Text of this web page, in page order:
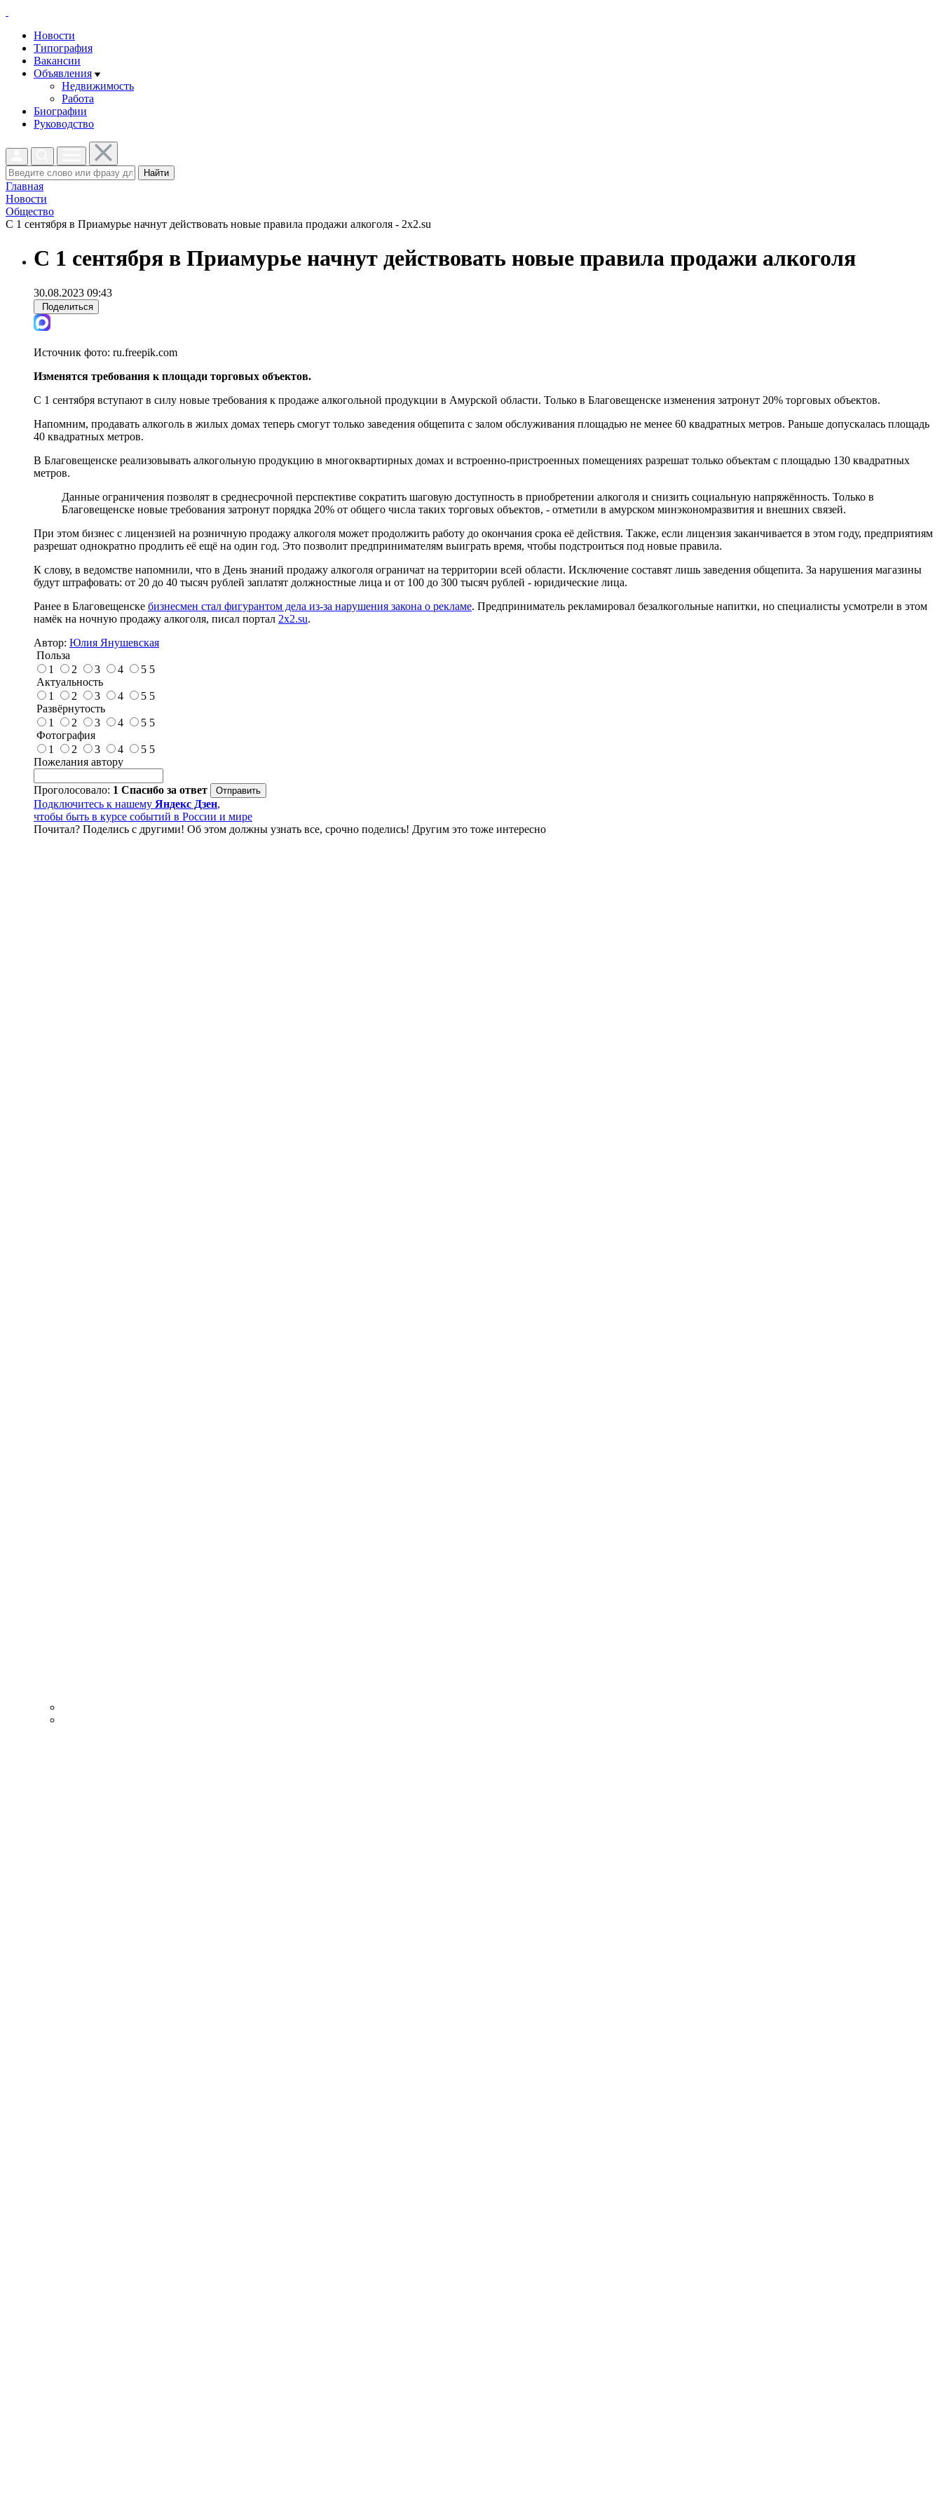
Новости
Типография
Вакансии
Объявления
Недвижимость
Работа
Биографии
Руководство
Найти
Главная
Новости
Общество
С 1 сентября в Приамурье начнут действовать новые правила продажи алкоголя - 2x2.su
С 1 сентября в Приамурье начнут действовать новые правила продажи алкоголя
30.08.2023 09:43
Поделиться
Источник фото: ru.freepik.com
Изменятся требования к площади торговых объектов.
С 1 сентября вступают в силу новые требования к продаже алкогольной продукции в Амурской области. Только в Благовещенске изменения затронут 20% торговых объектов.
Напомним, продавать алкоголь в жилых домах теперь смогут только заведения общепита с залом обслуживания площадью не менее 60 квадратных метров. Раньше допускалась площадь
40 квадратных метров.
В Благовещенске реализовывать алкогольную продукцию в многоквартирных домах и встроенно-пристроенных помещениях разрешат только объектам с площадью 130 квадратных
метров.
Данные ограничения позволят в среднесрочной перспективе сократить шаговую доступность в приобретении алкоголя и снизить социальную напряжённость. Только в
Благовещенске новые требования затронут порядка 20% от общего числа таких торговых объектов, - отметили в амурском минэкономразвития и внешних связей.
При этом бизнес с лицензией на розничную продажу алкоголя может продолжить работу до окончания срока её действия. Также, если лицензия заканчивается в этом году, предприятиям
разрешат однократно продлить её ещё на один год. Это позволит предпринимателям выиграть время, чтобы подстроиться под новые правила.
К слову, в ведомстве напомнили, что в День знаний продажу алкоголя ограничат на территории всей области. Исключение составят лишь заведения общепита. За нарушения магазины
будут штрафовать: от 20 до 40 тысяч рублей заплатят должностные лица и от 100 до 300 тысяч рублей - юридические лица.
Ранее в Благовещенске бизнесмен стал фигурантом дела из-за нарушения закона о рекламе. Предприниматель рекламировал безалкогольные напитки, но специалисты усмотрели в этом
намёк на ночную продажу алкоголя, писал портал 2x2.su.
Автор: Юлия Янушевская
Польза
1
2 3 4 5 5
Актуальность
1
2 3 4 5 5
Развёрнутость
1
2 3 4 5 5
Фотография
1
2 3 4 5 5
Пожелания автору
Проголосовало: 1 Спасибо за ответ
Подключитесь к нашему Яндекс Дзен,
чтобы быть в курсе событий в России и мире
Почитал? Поделись с другими! Об этом должны узнать все, срочно поделись! Другим это тоже интересно